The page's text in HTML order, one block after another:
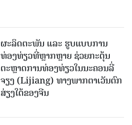
ຜະລິດຕະພັນ ແລະ ຮູບແບບການ
ທ່ອງທ່ຽວທີ່ຫຼາກຫຼາຍ ຊ່ວຍກະຕຸ້ນ
ຕະຫຼາດການທ່ອງທ່ຽວໃນນະຄອນລີ່
ຈຽງ (Lijiang) ທາງພາກຕາເວັນຕົກ
ສ່ຽງໃຕ້ຂອງຈີນ